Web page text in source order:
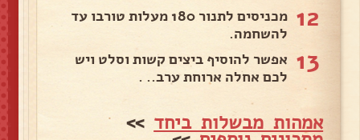
12
מכניסים לתנור 180 מעלות טורבו עד
להשחמה.
13 אפשר להוסיף ביצים קשות וסלט ויש
לכם אחלה ארוחת ערב.. .
אמהות מבשלות ביחד >>